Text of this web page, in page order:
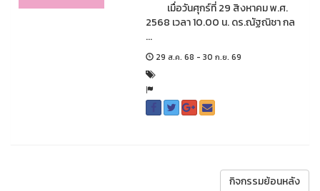
เมื่อวันศุกร์ที่ 29 สิงหาคม พ.ศ.
2568 เวลา 10.00 น. ดร.ณัฐณิชา กล
...
29 ส.ค. 68 - 30 ก.ย. 69
กิจกรรมย้อนหลัง